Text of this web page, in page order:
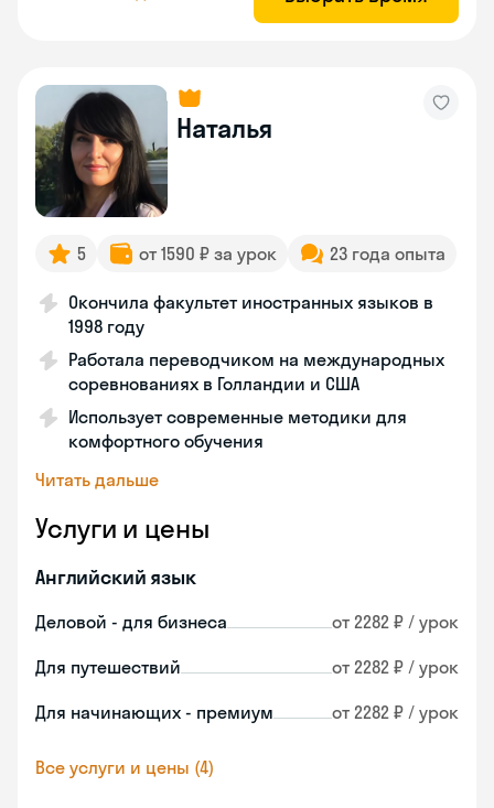
Наталья
5 от 1590 ₽ за урок 23 года опыта
Окончила факультет иностранных языков в
1998 году
Работала переводчиком на международных
соревнованиях в Голландии и США
Использует современные методики для
комфортного обучения
Читать дальше
Услуги и цены
Английский язык
Деловой - для бизнеса от 2282 ₽ / урок
Для путешествий от 2282 ₽ / урок
Для начинающих - премиум от 2282 ₽ / урок
Все услуги и цены (4)